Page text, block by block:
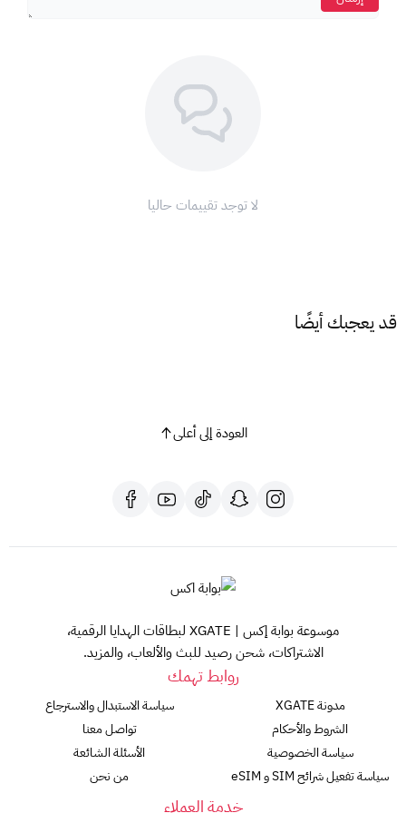
اشتري بطاقة رون سكيب 25 دولار الآن وانطلق في مغامرات لا تُنسى!
إليك الخطوات البسيطة لشحن بطاقتك:
من متجر اللعبة: انقر على أيقونة المتجر (سلة التسوق) الموجودة في
اكشط الغطاء عن بطاقة رون سكيب الخاصة بك للكشف عن الكود
أدخل الكود السري في الحقل المخصص.
راجع معلومات بطاقتك للتأكد من صحتها.
ستتلقى رسالة تأكيد تخبرك بنجاح عملية الشحن.
ملاحظات هامة:
تأكد من استخدام بطاقة رون سكيب مخصصة للحسابات
لا توجد تقييمات حاليا
قد يعجبك أيضًا
العودة إلى أعلى
موسوعة بوابة إكس | XGATE لبطاقات الهدايا الرقمية،
الاشتراكات، شحن رصيد للبث والألعاب، والمزيد.
روابط تهمك
مدونة XGATE
الشروط والأحكام
سياسة الخصوصية
سياسة تفعيل شرائح SIM و eSIM
سياسة الاستبدال والاسترجاع
تواصل معنا
الأسئلة الشائعة
من نحن
خدمة العملاء